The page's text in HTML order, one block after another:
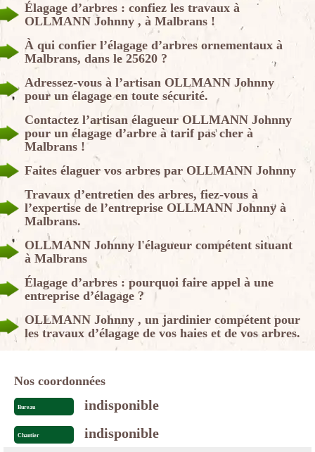
Élagage d’arbres : confiez les travaux à
OLLMANN Johnny , à Malbrans !
À qui confier l’élagage d’arbres ornementaux à
Malbrans, dans le 25620 ?
Adressez-vous à l’artisan OLLMANN Johnny
pour un élagage en toute sécurité.
Contactez l’artisan élagueur OLLMANN Johnny
pour un élagage d’arbre à tarif pas cher à
Malbrans !
Faites élaguer vos arbres par OLLMANN Johnny
Travaux d’entretien des arbres, fiez-vous à
l’expertise de l’entreprise OLLMANN Johnny à
Malbrans.
OLLMANN Johnny l'élagueur compétent situant
à Malbrans
Élagage d’arbres : pourquoi faire appel à une
entreprise d’élagage ?
OLLMANN Johnny , un jardinier compétent pour
les travaux d’élagage de vos haies et de vos arbres.
Nos coordonnées
Bureau indisponible
Chantier indisponible